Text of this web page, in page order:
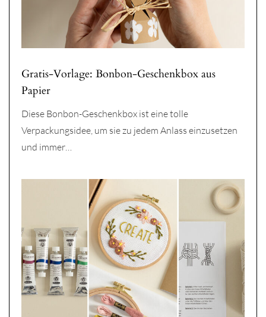
Gratis-Vorlage: Bonbon-Geschenkbox aus
Papier
Diese Bonbon-Geschenkbox ist eine tolle
Verpackungsidee, um sie zu jedem Anlass einzusetzen
und immer…